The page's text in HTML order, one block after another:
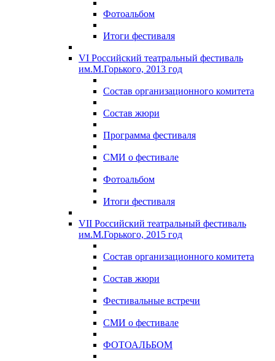
Фотоальбом
Итоги фестиваля
VI Российский театральный фестиваль
им.М.Горького, 2013 год
Состав организационного комитета
Состав жюри
Программа фестиваля
СМИ о фестивале
Фотоальбом
Итоги фестиваля
VII Российский театральный фестиваль
им.М.Горького, 2015 год
Состав организационного комитета
Состав жюри
Фестивальные встречи
СМИ о фестивале
ФОТОАЛЬБОМ